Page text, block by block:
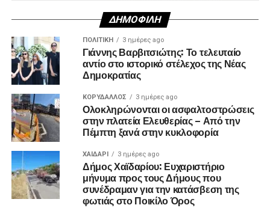
ΔΗΜΟΦΙΛΉ
ΠΟΛΙΤΙΚΉ 3 ημέρες ago
Γιάννης Βαρβιτσιώτης: Το τελευταίο
αντίο στο ιστορικό στέλεχος της Νέας
Δημοκρατίας
ΚΟΡΥΔΑΛΛΟΣ 3 ημέρες ago
Ολοκληρώνονται οι ασφαλτοστρώσεις
στην πλατεία Ελευθερίας – Από την
Πέμπτη ξανά στην κυκλοφορία
ΧΑΪΔΑΡΙ 3 ημέρες ago
Δήμος Χαϊδαρίου: Ευχαριστήριο
μήνυμα προς τους Δήμους που
συνέδραμαν για την κατάσβεση της
φωτιάς στο Ποικίλο Όρος